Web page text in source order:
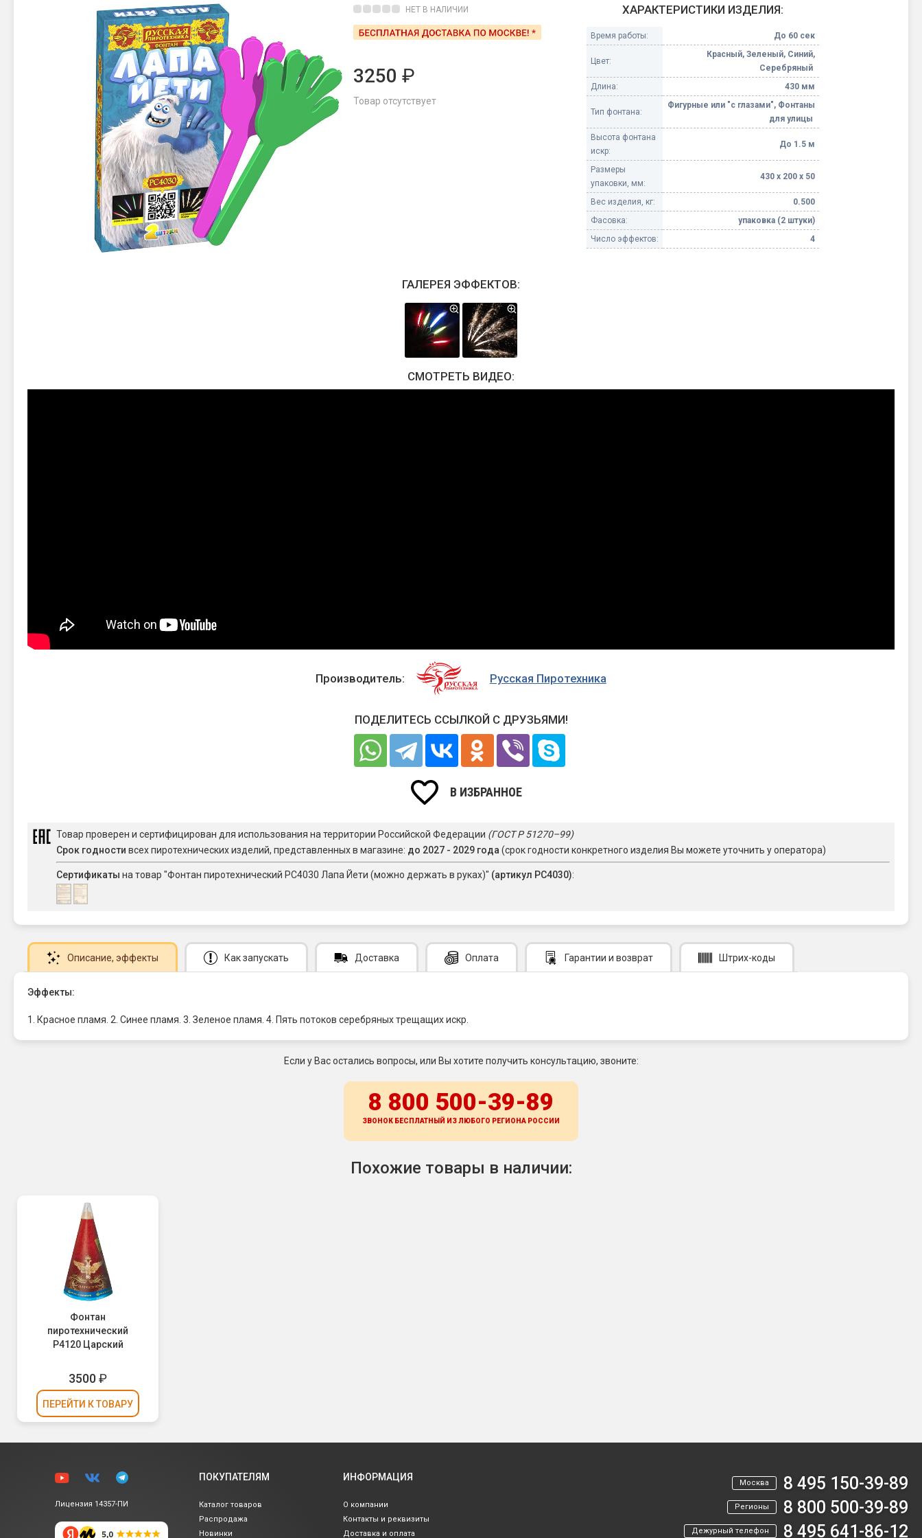
Новинки 2025/26
Фейерверки на свадьбу
Фейерверк-шоу
Батареи салютов
Цветной дым
Батареи салютов
Маленькие фейерверки
Средние фейерверки
Большие фейерверки
Супер-фейерверки
Терочные
Фитильные
Лимонки, гранаты
Корсары
Летающие и наземные
Бабочки, пчелы
Бенгальские огни малые
Фонтаны пиротехнические
Фонтаны в торт (холодные)
Фонтаны сценические (холодные)
Фестивальные шары
Небесные фонарики
Оборудование для
спецэффектов
Елочные гирлянды
НЕТ В НАЛИЧИИ
3250 ₽
Товар отсутствует
ХАРАКТЕРИСТИКИ ИЗДЕЛИЯ:
Время работы: До 60 сек
Цвет:
Красный, Зеленый, Синий,
Серебряный
Длина:
430 мм
Тип фонтана:
Фигурные или "с глазами", Фонтаны
для улицы
Высота фонтана
искр:
До 1.5 м
Размеры
упаковки, мм:
430 х 200 х 50
Вес изделия, кг:
0.500
Фасовка:
упаковка (2 штуки)
Число эффектов:
4
ГАЛЕРЕЯ ЭФФЕКТОВ:
СМОТРЕТЬ ВИДЕО:
Производитель: Русская Пиротехника
ПОДЕЛИТЕСЬ ССЫЛКОЙ С ДРУЗЬЯМИ!
В ИЗБРАННОЕ
Товар проверен и сертифицирован для использования на территории Российской Федерации (ГОСТ Р 51270–99)
Срок годности всех пиротехнических изделий, представленных в магазине: до 2027 - 2029 года (срок годности конкретного изделия Вы можете уточнить у оператора)
Сертификаты на товар "Фонтан пиротехнический РС4030 Лапа Йети (можно держать в руках)" (артикул РС4030):
Описание, эффекты Как запускать Доставка Оплата Гарантии и возврат Штрих-коды
Эффекты:
1. Красное пламя. 2. Синее пламя. 3. Зеленое пламя. 4. Пять потоков серебряных трещащих искр.
Если у Вас остались вопросы, или Вы хотите получить консультацию, звоните:
8 800 500-39-89
ЗВОНОК БЕСПЛАТНЫЙ ИЗ ЛЮБОГО РЕГИОНА РОССИИ
Похожие товары в наличии:
Фонтан
пиротехнический
Р4120 Царский
3500₽
ПЕРЕЙТИ К ТОВАРУ
Лицензия 14357-ПИ
ПОКУПАТЕЛЯМ
Каталог товаров
Распродажа
Новинки
ИНФОРМАЦИЯ
О компании
Контакты и реквизиты
Доставка и оплата
Москва 8 495 150-39-89
Регионы 8 800 500-39-89
Дежурный телефон 8 495 641-86-12